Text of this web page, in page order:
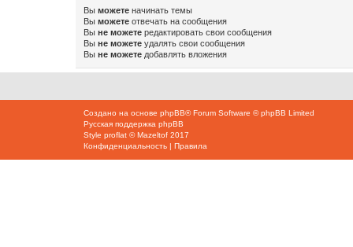
Вы можете начинать темы
Вы можете отвечать на сообщения
Вы не можете редактировать свои сообщения
Вы не можете удалять свои сообщения
Вы не можете добавлять вложения
Создано на основе phpBB® Forum Software © phpBB Limited
Русская поддержка phpBB
Style proflat ©Mazeltof 2017
Конфиденциальность | Правила